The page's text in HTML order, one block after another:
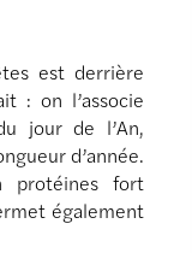
est derrière
: on l’associe
jour de l’An,
d’année.
fort
également